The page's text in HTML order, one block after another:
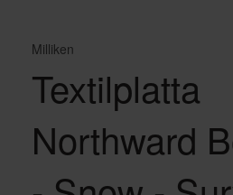
Milliken
Textilplatta
Northward